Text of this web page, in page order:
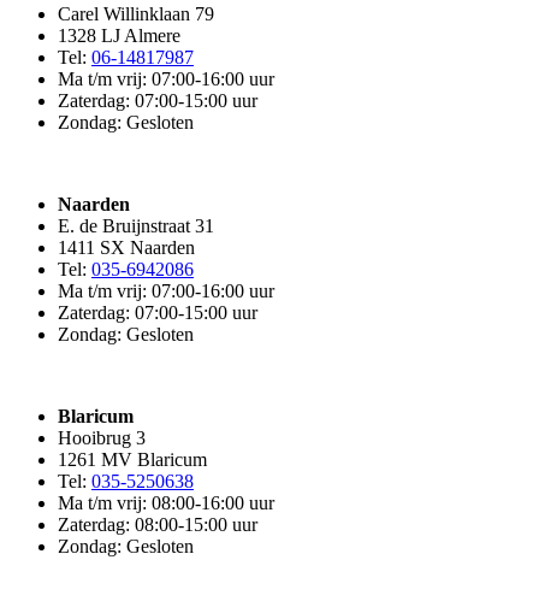
Carel Willinklaan 79
1328 LJ Almere
Tel: 06-14817987
Ma t/m vrij: 07:00-16:00 uur
Zaterdag: 07:00-15:00 uur
Zondag: Gesloten
Naarden
E. de Bruijnstraat 31
1411 SX Naarden
Tel: 035-6942086
Ma t/m vrij: 07:00-16:00 uur
Zaterdag: 07:00-15:00 uur
Zondag: Gesloten
Blaricum
Hooibrug 3
1261 MV Blaricum
Tel: 035-5250638
Ma t/m vrij: 08:00-16:00 uur
Zaterdag: 08:00-15:00 uur
Zondag: Gesloten